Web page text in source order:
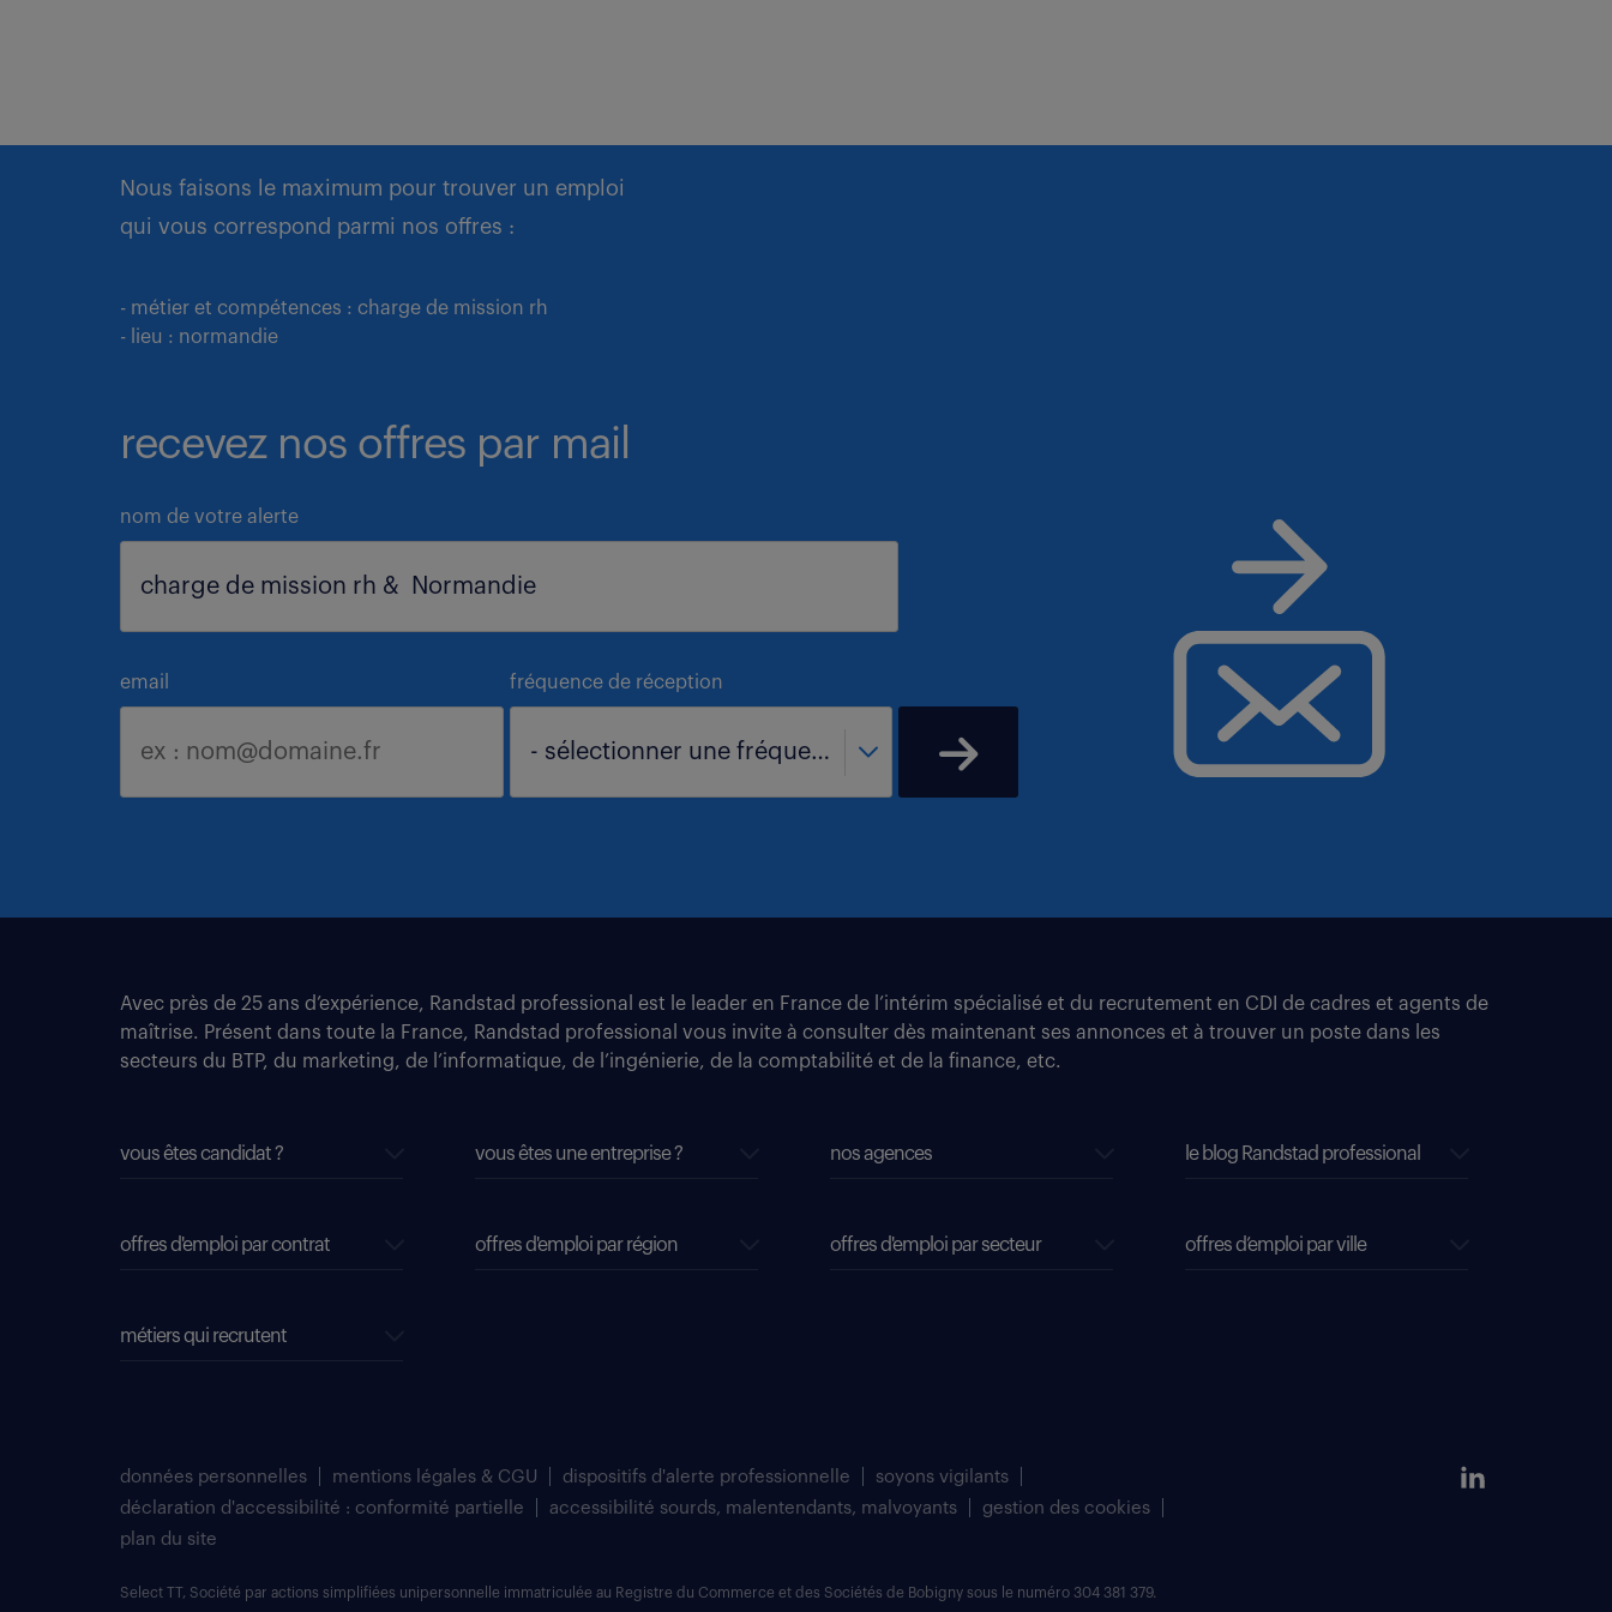
Nous faisons le maximum pour trouver un emploi
qui vous correspond parmi nos offres :
- métier et compétences : charge de mission rh
- lieu : normandie
recevez nos offres par mail
nom de votre alerte
email fréquence de réception
- sélectionner une fréquence -
Avec près de 25 ans d’expérience, Randstad professional est le leader en France de l’intérim spécialisé et du recrutement en CDI de cadres et agents de
maîtrise. Présent dans toute la France, Randstad professional vous invite à consulter dès maintenant ses annonces et à trouver un poste dans les
secteurs du BTP, du marketing, de l’informatique, de l’ingénierie, de la comptabilité et de la finance, etc.
vous êtes candidat ? vous êtes une entreprise ? nos agences le blog Randstad professional
offres d'emploi par contrat offres d'emploi par région offres d'emploi par secteur offres d’emploi par ville
métiers qui recrutent
données personnelles mentions légales & CGU dispositifs d'alerte professionnelle
soyons vigilants
déclaration d'accessibilité : conformité partielle
accessibilité sourds, malentendants, malvoyants
gestion des cookies
plan du site
Select TT, Société par actions simplifiées unipersonnelle immatriculée au Registre du Commerce et des Sociétés de Bobigny sous le numéro 304 381 379.